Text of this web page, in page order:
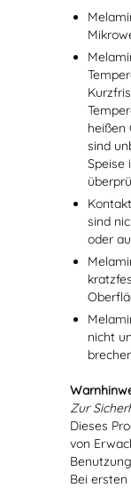
heißen
sind
Speise
sind
oder
nicht
Zur
Dieses
von
Bei